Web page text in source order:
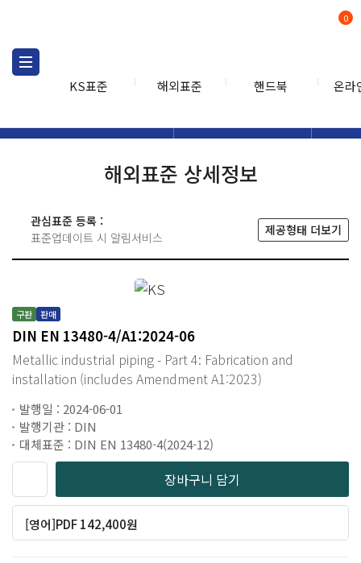
KS표준 해외표준 핸드북 온라
0
해외표준 상세정보
관심표준 등록 :
표준업데이트 시 알림서비스
제공형태 더보기
구판 판매
DIN EN 13480-4/A1:2024-06
Metallic industrial piping - Part 4: Fabrication and
installation (includes Amendment A1:2023)
발행일 : 2024-06-01
발행기관 : DIN
대체표준 : DIN EN 13480-4(2024-12)
장바구니 담기
[영어]PDF 142,400원